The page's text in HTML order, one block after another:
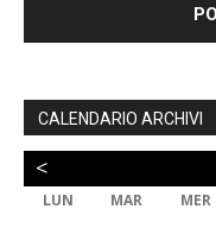
CALENDARIO ARCHIVI
<
LUN MAR MER